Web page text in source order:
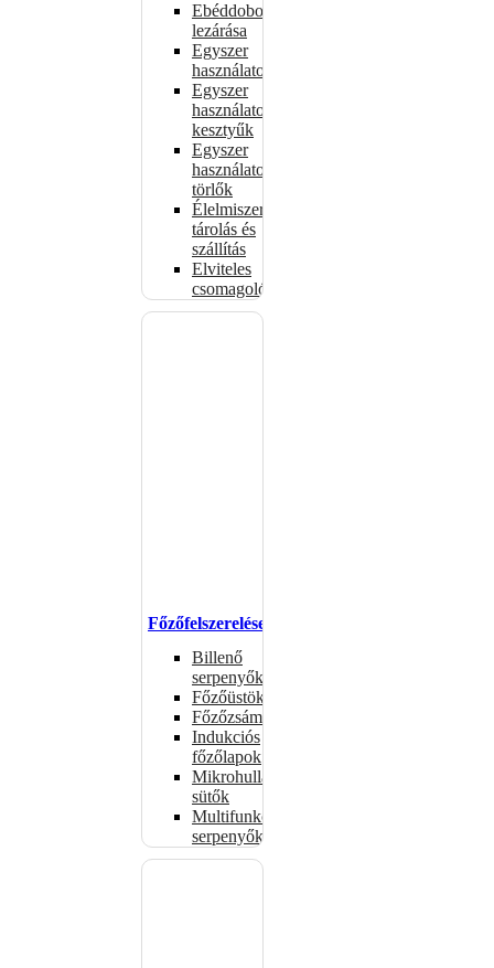
Ebéddobozok
lezárása
Egyszer
használatos
Egyszer
használatos
kesztyűk
Egyszer
használatos
törlők
Élelmiszer-
tárolás és
szállítás
Elviteles
csomagolóanyagok
Főzőfelszerelések
Billenő
serpenyők
Főzőüstök
Főzőzsámolyok
Indukciós
főzőlapok
Mikrohullámú
sütők
Multifunkciós
serpenyők